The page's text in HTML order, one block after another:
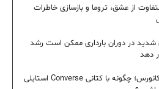
از عشق، تروما و بازسازی خاطرات
در دوران بارداری ممکن است رشد
دهد
راهنمای ست کردن کفش کانورس؛ چگونه با کتانی Converse استایلی